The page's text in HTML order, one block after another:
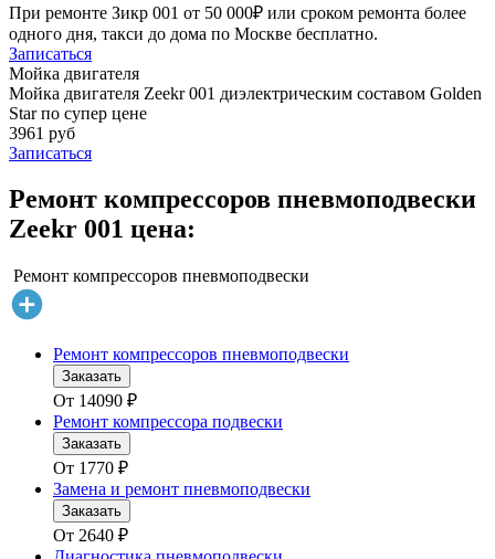
При ремонте Зикр 001 от 50 000₽ или сроком ремонта более
одного дня, такси до дома по Москве бесплатно.
Записаться
Мойка двигателя
Мойка двигателя Zeekr 001 диэлектрическим составом Golden
Star по супер цене
3961 руб
Записаться
Ремонт компрессоров пневмоподвески
Zeekr 001 цена:
Ремонт компрессоров пневмоподвески
Ремонт компрессоров пневмоподвески
Заказать
От 14090 ₽
Ремонт компрессора подвески
Заказать
От 1770 ₽
Замена и ремонт пневмоподвески
Заказать
От 2640 ₽